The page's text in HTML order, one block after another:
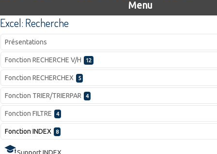
Menu
Excel: Recherche
Présentations
Fonction RECHERCHE V/H 12
Fonction RECHERCHEX 5
Fonction TRIER/TRIERPAR 4
Fonction FILTRE 4
Fonction INDEX 8